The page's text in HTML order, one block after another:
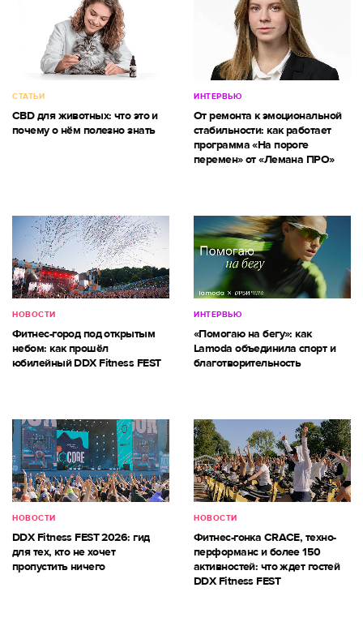
СТАТЬИ
CBD для животных: что это и
почему о нём полезно знать
ИНТЕРВЬЮ
От ремонта к эмоциональной
стабильности: как работает
программа «На пороге
перемен» от «Лемана ПРО»
НОВОСТИ
Фитнес-город под открытым
небом: как прошёл
юбилейный DDX Fitness FEST
ИНТЕРВЬЮ
«Помогаю на бегу»: как
Lamoda объединила спорт и
благотворительность
НОВОСТИ
DDX Fitness FEST 2026: гид
для тех, кто не хочет
пропустить ничего
НОВОСТИ
Фитнес-гонка CRACE, техно-
перформанс и более 150
активностей: что ждет гостей
DDX Fitness FEST